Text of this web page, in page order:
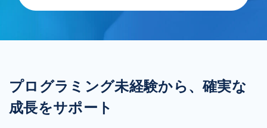
プログラミング未経験から、確実な
成長をサポート